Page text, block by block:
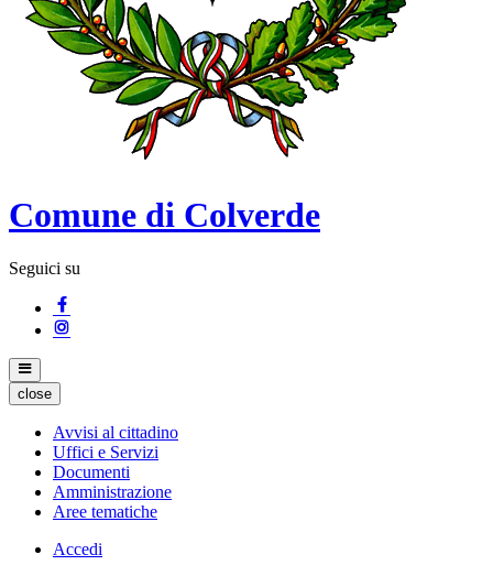
Comune di Colverde
Seguici su
close
Avvisi al cittadino
Uffici e Servizi
Documenti
Amministrazione
Aree tematiche
Accedi